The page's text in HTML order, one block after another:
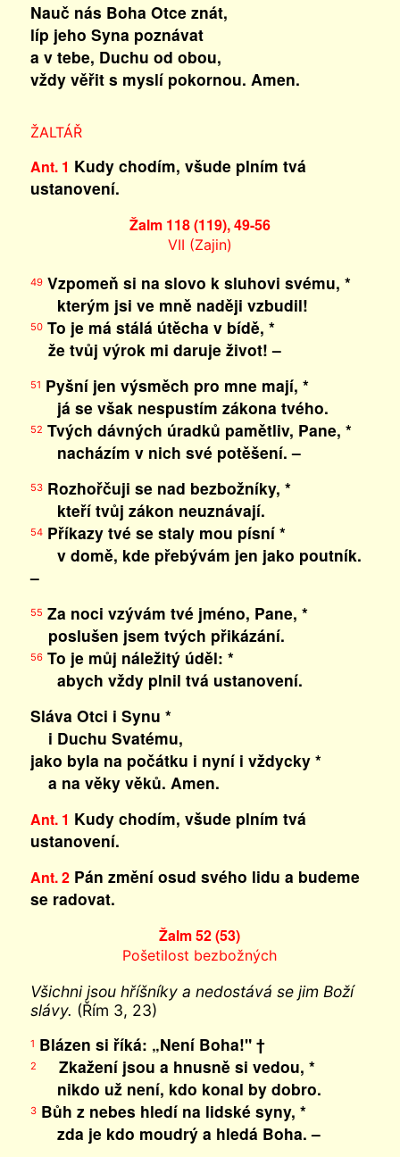
Nauč nás Boha Otce znát,
líp jeho Syna poznávat
a v tebe, Duchu od obou,
vždy věřit s myslí pokornou. Amen.
ŽALTÁŘ
Ant. 1 Kudy chodím, všude plním tvá
ustanovení.
Žalm 118 (119), 49-56
VII (Zajin)
49Vzpomeň si na slovo k sluhovi svému, *
kterým jsi ve mně naději vzbudil!
50To je má stálá útěcha v bídě, *
že tvůj výrok mi daruje život! –
51 Pyšní jen výsměch pro mne mají, *
já se však nespustím zákona tvého.
52 Tvých dávných úradků pamětliv, Pane, *
nacházím v nich své potěšení. –
53Rozhořčuji se nad bezbožníky, *
kteří tvůj zákon neuznávají.
54Příkazy tvé se staly mou písní *
v domě, kde přebývám jen jako poutník.
–
55 Za noci vzývám tvé jméno, Pane, *
poslušen jsem tvých přikázání.
56To je můj náležitý úděl: *
abych vždy plnil tvá ustanovení.
Sláva Otci i Synu *
i Duchu Svatému,
jako byla na počátku i nyní i vždycky *
a na věky věků. Amen.
Ant. 1 Kudy chodím, všude plním tvá
ustanovení.
Ant. 2Pán změní osud svého lidu a budeme
se radovat.
Žalm 52 (53)
Pošetilost bezbožných
Všichni jsou hříšníky a nedostává se jim Boží
slávy. (Řím 3, 23)
1 Blázen si říká: „Není Boha!" †
2
Zkažení jsou a hnusně si vedou, *
nikdo už není, kdo konal by dobro.
3Bůh z nebes hledí na lidské syny, *
zda je kdo moudrý a hledá Boha. –